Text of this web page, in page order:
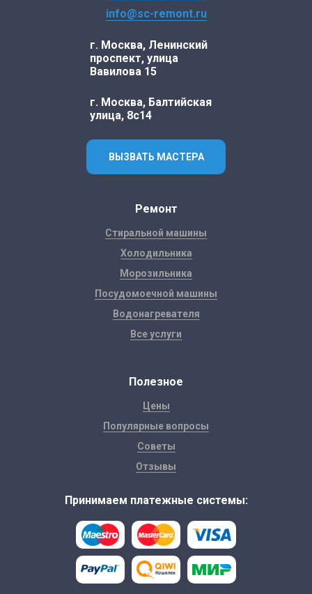
info@sc-remont.ru
г. Москва, Ленинский
проспект, улица
Вавилова 15
г. Москва, Балтийская
улица, 8с14
ВЫЗВАТЬ МАСТЕРА
Ремонт
Стиральной машины
Холодильника
Морозильника
Посудомоечной машины
Водонагревателя
Все услуги
Полезное
Цены
Популярные вопросы
Советы
Отзывы
Принимаем платежные системы: